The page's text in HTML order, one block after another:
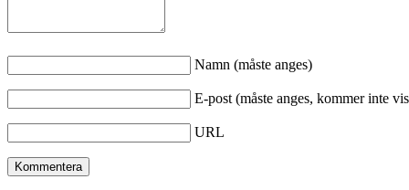
Namn (måste anges)
E-post (måste anges, kommer inte
URL